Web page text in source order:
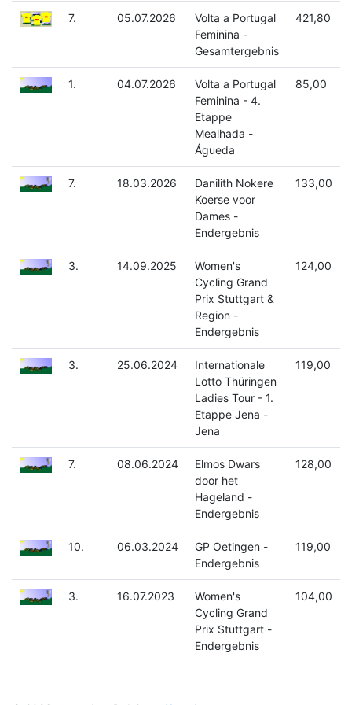
7. 05.07.2026
Volta a Portugal
Feminina -
Gesamtergebnis
421,80
1. 04.07.2026
Volta a Portugal
Feminina - 4.
Etappe
Mealhada -
Águeda
85,00
7. 18.03.2026
Danilith Nokere
Koerse voor
Dames -
Endergebnis
133,00
3. 14.09.2025
Women's
Cycling Grand
Prix Stuttgart &
Region -
Endergebnis
124,00
3. 25.06.2024
Internationale
Lotto Thüringen
Ladies Tour - 1.
Etappe Jena -
Jena
119,00
7. 08.06.2024
Elmos Dwars
door het
Hageland -
Endergebnis
128,00
10. 06.03.2024
GP Oetingen -
Endergebnis
119,00
3. 16.07.2023
Women's
Cycling Grand
Prix Stuttgart -
Endergebnis
104,00